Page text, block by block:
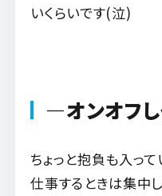
いくらいです(泣)
―オンオフし
ちょっと抱負も入っ
仕事するときは集中